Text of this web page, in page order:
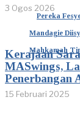
Pereka
Mandagie
Mahkamah
3 Ogos 2026
Kerajaan
MASwings,
Penerbangan
15 Februari 2025